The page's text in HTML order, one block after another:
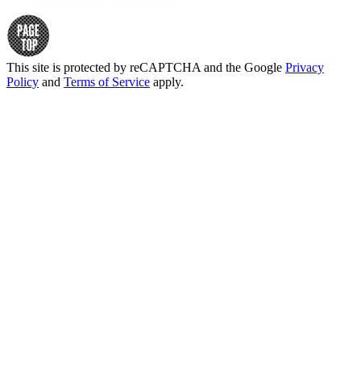
This site is protected by reCAPTCHA and the Google Privacy
Policy and Terms of Service apply.